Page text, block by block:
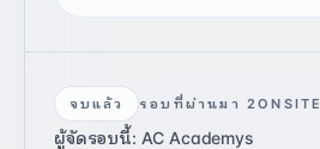
จบแล้ว รอบที่ผ่านมา 2ONSITE
ผู้จัดรอบนี้: AC Academys